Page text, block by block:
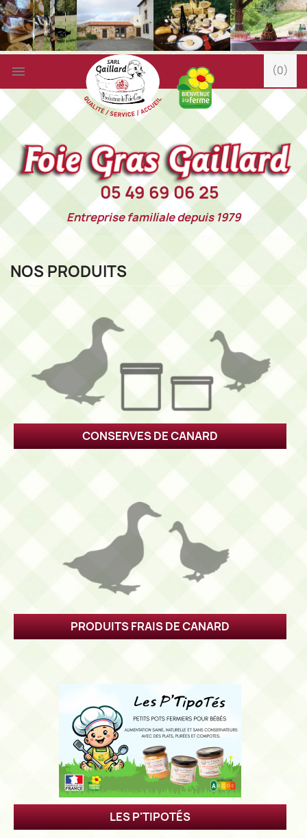
 (0)
05 49 69 06 25
Entreprise familiale depuis 1979
NOS PRODUITS
CONSERVES DE CANARD
PRODUITS FRAIS DE CANARD
LES P'TIPOTÉS